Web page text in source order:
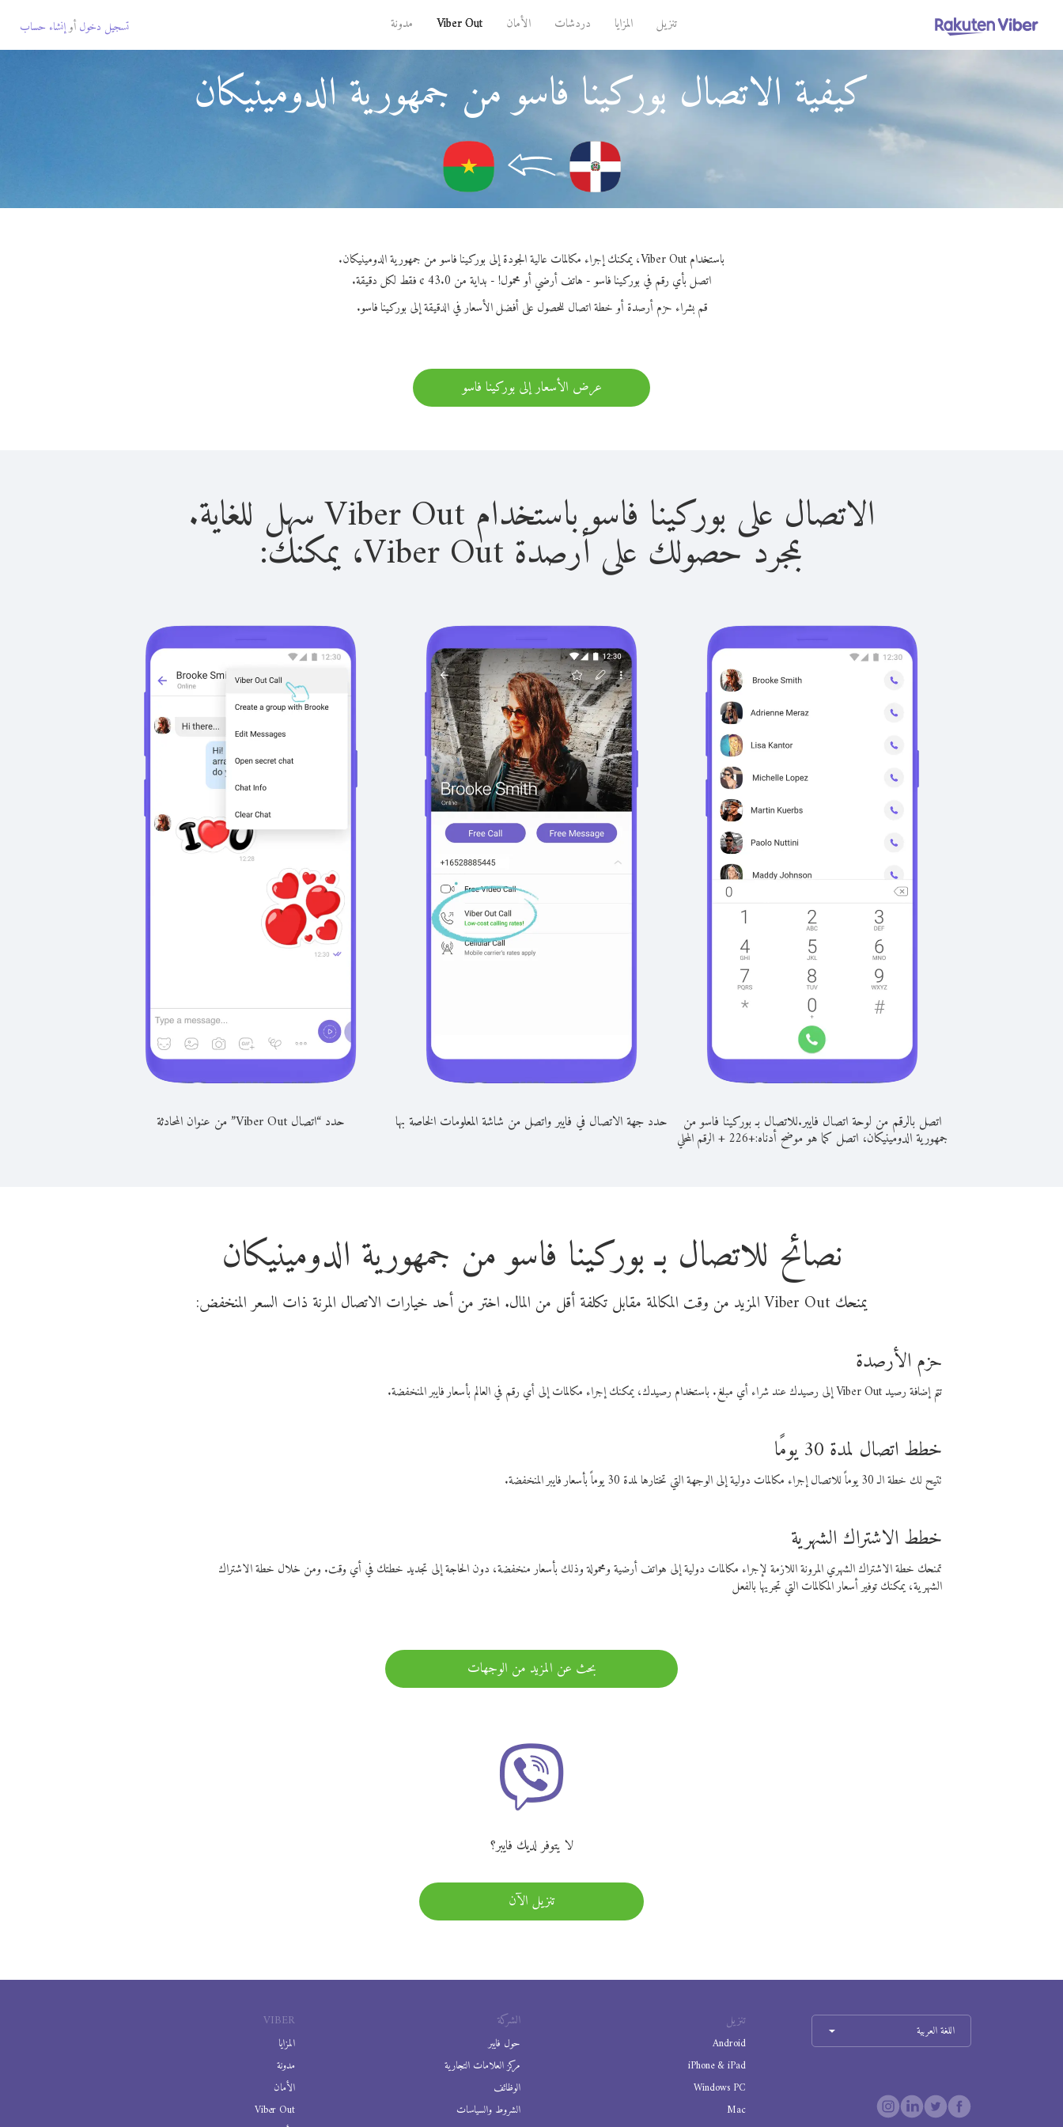
تنزيل المزايا دردشات الأمان Viber Out مدونة تسجيل دخول أوإنشاء حساب
كيفية الاتصال بوركينا فاسو من جمهورية الدومينيكان
باستخدام Viber Out، يمكنك إجراء مكالمات عالية الجودة إلى بوركينا فاسو من جمهورية الدومينيكان.
اتصل بأي رقم في بوركينا فاسو - هاتف أرضي أو محمول! - بداية من 43.0 ¢ فقط لكل دقيقة.
قم بشراء حزم أرصدة أو خطة اتصال للحصول على أفضل الأسعار في الدقيقة إلى بوركينا فاسو.
عرض الأسعار إلى بوركينا فاسو
الاتصال على بوركينا فاسو باستخدام Viber Out سهل للغاية.
بمجرد حصولك على أرصدة Viber Out، يمكنك:
اتصل بالرقم من لوحة اتصال فايبر.للاتصال بـ بوركينا فاسو من
جمهورية الدومينيكان، اتصل كما هو موضح أدناه:+
226
+الرقم المحلي
حدد جهة الاتصال في فايبر واتصل من شاشة المعلومات الخاصة بها حدد “اتصال Viber Out” من عنوان المحادثة
نصائح للاتصال بـ بوركينا فاسو من جمهورية الدومينيكان
يمنحك Viber Out المزيد من وقت المكالمة مقابل تكلفة أقل من المال. اختر من أحد خيارات الاتصال المرنة ذات السعر المنخفض:
حزم الأرصدة
تتم إضافة رصيد Viber Out إلى رصيدك عند شراء أي مبلغ. باستخدام رصيدك، يمكنك إجراء مكالمات إلى أي رقم في العالم بأسعار فايبر المنخفضة.
خطط اتصال لمدة 30 يومًا
تتيح لك خطة الـ 30 يوماً للاتصال إجراء مكالمات دولية إلى الوجهة التي تختارها لمدة 30 يوماً بأسعار فايبر المنخفضة.
خطط الاشتراك الشهرية
تمنحك خطة الاشتراك الشهري المرونة اللازمة لإجراء مكالمات دولية إلى هواتف أرضية ومحمولة وذلك بأسعار منخفضة، دون الحاجة إلى تجديد خطتك في أي وقت. ومن خلال خطة الاشتراك
الشهرية، يمكنك توفير أسعار المكالمات التي تجريها بالفعل
بحث عن المزيد من الوجهات
لا يتوفر لديك فايبر؟
تنزيل الآن
VIBER
المزايا
مدونة
الأمان
Viber Out
الشركة
حول فايبر
مركز العلامات التجارية
الوظائف
الشروط والسياسات
تنزيل
Android
iPhone & iPad
Windows PC
Mac
اللغة العربية